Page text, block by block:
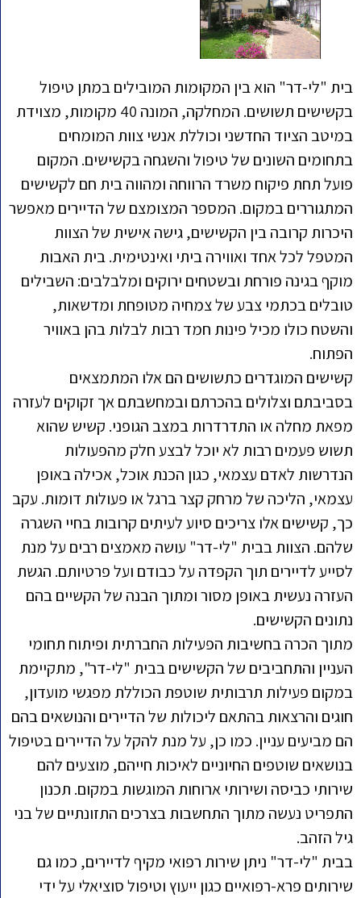
בית "לי-דר" הוא בין המקומות המובילים במתן טיפול
בקשישים תשושים. המחלקה, המונה 40 מקומות, מצוידת
במיטב הציוד החדשני וכוללת אנשי צוות המומחים
בתחומים השונים של טיפול והשגחה בקשישים. המקום
פועל תחת פיקוח משרד הרווחה ומהווה בית חם לקשישים
המתגוררים במקום. המספר המצומצם של הדיירים מאפשר
היכרות קרובה בין הקשישים, גישה אישית של הצוות
המטפל לכל אחד ואווירה ביתי ואינטימית. בית האבות
מוקף בגינה פורחת ובשטחים ירוקים ומלבלבים: השבילים
טובלים בכתמי צבע של צמחיה מטופחת ומדשאות,
והשטח כולו מכיל פינות חמד רבות לבלות בהן באוויר
הפתוח.
קשישים המוגדרים כתשושים הם אלו המתמצאים
בסביבתם וצלולים בהכרתם ובמחשבתם אך זקוקים לעזרה
מפאת מחלה או התדרדרות במצב הגופני. קשיש שהוא
תשוש פעמים רבות לא יוכל לבצע חלק מהפעולות
הנדרשות לאדם עצמאי, כגון הכנת אוכל, אכילה באופן
עצמאי, הליכה של מרחק קצר ברגל או פעולות דומות. עקב
כך, קשישים אלו צריכים סיוע לעיתים קרובות בחיי השגרה
שלהם. הצוות בבית "לי-דר" עושה מאמצים רבים על מנת
לסייע לדיירים תוך הקפדה על כבודם ועל פרטיותם. הגשת
העזרה נעשית באופן מסור ומתוך הבנה של הקשיים בהם
נתונים הקשישים.
מתוך הכרה בחשיבות הפעילות החברתית ופיתוח תחומי
העניין והתחביבים של הקשישים בבית "לי-דר", מתקיימת
במקום פעילות תרבותית שוטפת הכוללת מפגשי מועדון,
חוגים והרצאות בהתאם ליכולות של הדיירים והנושאים בהם
הם מביעים עניין. כמו כן, על מנת להקל על הדיירים בטיפול
בנושאים שוטפים החיוניים לאיכות חייהם, מוצעים להם
שירותי כביסה ושירותי ארוחות המוגשות במקום. תכנון
התפריט נעשה מתוך התחשבות בצרכים התזונתיים של בני
גיל הזהב.
בבית "לי-דר" ניתן שירות רפואי מקיף לדיירים, כמו גם
שירותים פרא-רפואיים כגון ייעוץ וטיפול סוציאלי על ידי